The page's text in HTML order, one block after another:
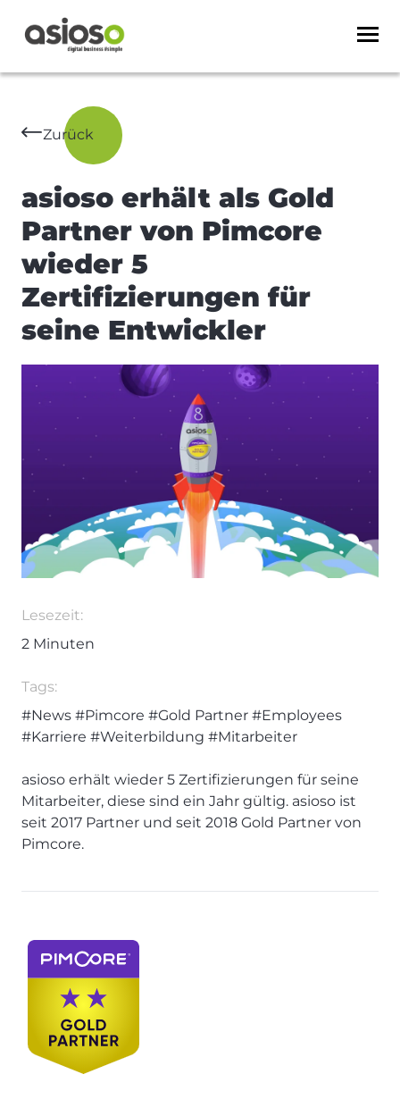
Zurück
asioso erhält als Gold
Partner von Pimcore
wieder 5
Zertifizierungen für
seine Entwickler
Lesezeit:
2 Minuten
Tags:
#News #Pimcore #Gold Partner #Employees
#Karriere #Weiterbildung #Mitarbeiter
asioso erhält wieder 5 Zertifizierungen für seine
Mitarbeiter, diese sind ein Jahr gültig. asioso ist
seit 2017 Partner und seit 2018 Gold Partner von
Pimcore.